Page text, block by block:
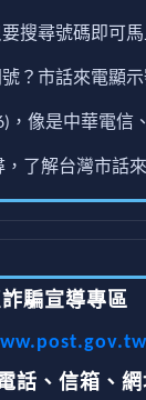
搜尋號碼即可馬
？市話來電顯
像是中華電信
了解台灣市話來
騙宣導專區
話、信箱、網